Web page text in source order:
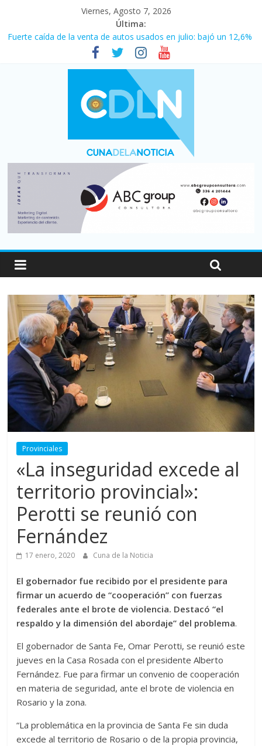
Viernes, Agosto 7, 2026
Última:
Fuerte caída de la venta de autos usados en julio: bajó un 12,6%
Central venció 1 a 0 al River de Coudet en el Monumental
La morosidad alcanzó su nivel más alto en dos décadas y ya
afecta a 400 mil deudores en Santa Fe
Desde que asumió Milei cerraron 41.000 kioscos: el sector
denuncia crisis como en 2001
Vacaciones de invierno con más movimiento y consumo
turístico: 4,6 millones de personas viajaron por el país, un 5,9%
Provinciales
«La inseguridad excede al
territorio provincial»:
Perotti se reunió con
Fernández
17 enero, 2020 Cuna de la Noticia
El gobernador fue recibido por el presidente para
firmar un acuerdo de “cooperación” con fuerzas
federales ante el brote de violencia. Destacó “el
respaldo y la dimensión del abordaje” del problema.
El gobernador de Santa Fe, Omar Perotti, se reunió este
jueves en la Casa Rosada con el presidente Alberto
Fernández. Fue para firmar un convenio de cooperación
en materia de seguridad, ante el brote de violencia en
Rosario y la zona.
“La problemática en la provincia de Santa Fe sin duda
excede al territorio de Rosario o de la propia provincia,